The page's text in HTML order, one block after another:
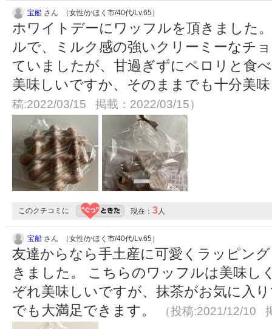
宝船 さん （女性/かほく市/40代/Lv.65）
ホワイトデーにワッフルを頂きました
ルで、ミルク感の強いクリーミーなチ
ていましたが、甘過ぎずにペロリと食
美味しいですか、そのままでも十分美
稿:2022/03/15 掲載：2022/03/15）
このクチコミに 現在： 3人
宝船 さん （女性/かほく市/40代/Lv.65）
友達からなら手土産に可愛くラッピン
きました。 こちらのワッフルは美味し
ぞれ美味しいですが、抹茶がお気に入
でも大満足できます。
（投稿:2021/12/10